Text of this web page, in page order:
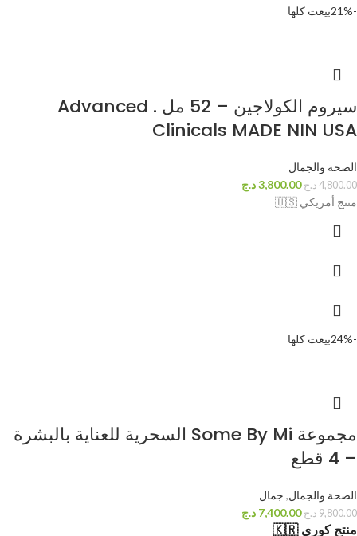
-21% بيعت كلها
سيروم الكولاجين – 52 مل . Advanced
Clinicals MADE NIN USA
الصحة والجمال
4,800.00د.ج 3,800.00د.ج
منتج أمريكي 🇺🇸
-24% بيعت كلها
مجموعة Some By Mi السحرية للعناية بالبشرة
– 4 قطع
الصحة والجمال, جمال
9,800.00د.ج 7,400.00 د.ج
منتج كوري 🇰🇷